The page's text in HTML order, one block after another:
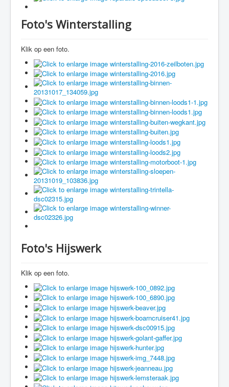
Foto's Winterstalling
Klik op een foto.
Foto's Hijswerk
Klik op een foto.